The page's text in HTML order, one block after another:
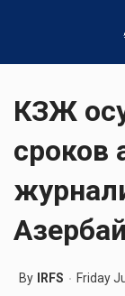
КЗЖ
сроков
By IRFS Friday